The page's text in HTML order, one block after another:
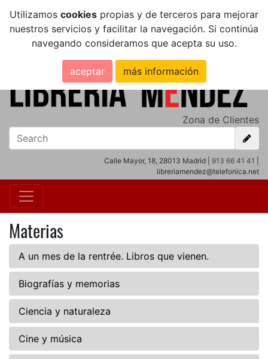
Utilizamos cookies propias y de terceros para mejorar
nuestros servicios y facilitar la navegación. Si continúa
navegando consideramos que acepta su uso.
aceptar más información
Zona de Clientes
Calle Mayor, 18, 28013 Madrid | 913 66 41 41
libreriamendez@telefonica.net
Materias
A un mes de la rentrée. Libros que vienen.
Biografías y memorias
Ciencia y naturaleza
Cine y música